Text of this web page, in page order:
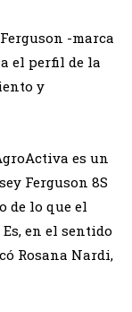
-marca
el perfil de la
y
es un
Ferguson 8S
de lo que el
en el sentido
Rosana Nardi,